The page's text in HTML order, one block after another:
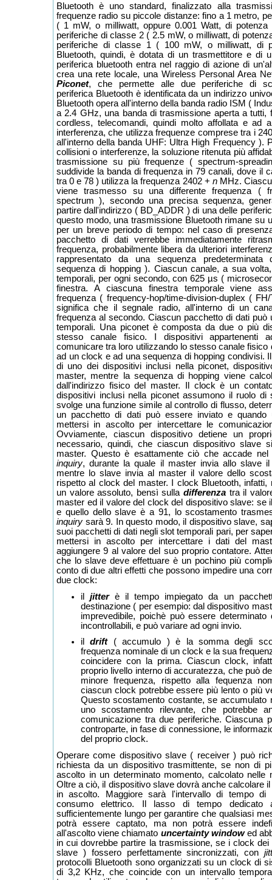
Bluetooth è uno standard, finalizzato alla
frequenze radio su piccole distanze: fino a 1 metro,
( 1 mW, o milliwatt, oppure 0.001 Watt, di
periferiche di classe 2 ( 2.5 mW, o milliwatt, di
periferiche di classe 1 ( 100 mW, o milliwatt, di
Bluetooth, quindi, è dotata di un trasmettitore e di
periferica bluetooth entra nel raggio di azione di
crea una rete locale, una Wireless Personal Area
Piconet, che permette alle due periferiche di
periferica Bluetooth è identificata da un indirizzo
Bluetooth opera all'interno della banda radio ISM (
a 2.4 GHz, una banda di trasmissione aperta a tutti,
cordless, telecomandi, quindi molto affollata e ad
interferenza, che utilizza frequenze comprese tra i
all'interno della banda UHF: Ultra High Frequency ).
collisioni o interferenze, la soluzione ritenuta più
trasmissione su più frequenze ( spectrum-
suddivide la banda di frequenza in 79 canali, dove il
tra 0 e 78 ) utilizza la frequenza 2402 + nMHz.
viene trasmesso su una differente frequenza (
spectrum ), secondo una precisa sequenza,
partire dall'indirizzo ( BD_ADDR ) di una delle
questo modo, una trasmissione Bluetooth rimane su
per un breve periodo di tempo: nel caso di
pacchetto di dati verrebbe immediatamente
frequenza, probabilmente libera da ulteriori
rappresentato da una sequenza
sequenza di hopping ). Ciascun canale, a sua
temporali, per ogni secondo, con 625 µs (
finestra. A ciascuna finestra temporale viene
frequenza ( frequency-hop/time-division-duplex (
significa che il segnale radio, all'interno di un
frequenza al secondo. Ciascun pacchetto di dati può
temporali. Una piconet è composta da due o più
stesso canale fisico. I dispositivi appartenenti
comunicare tra loro utilizzando lo stesso canale
ad un clock e ad una sequenza di hopping condivisi.
di uno dei dispositivi inclusi nella piconet,
master, mentre la sequenza di hopping viene
dall'indirizzo fisico del master. Il clock è un
dispositivi inclusi nella piconet assumono il ruolo
svolge una funzione simile al controllo di flusso,
un pacchetto di dati può essere inviato e quando
mettersi in ascolto per intercettare le
Ovviamente, ciascun dispositivo detiene un
necessario, quindi, che ciascun dispositivo slave
master. Questo è esattamente ciò che accade
inquiry, durante la quale il master invia allo slave
mentre lo slave invia al master il valore dello
rispetto al clock del master. I clock Bluetooth,
un valore assoluto, bensì sulla differenzatra il
master ed il valore del clock del dispositivo slave: se
e quello dello slave è a 91, lo scostamento
inquiry sarà 9. In questo modo, il dispositivo slave,
suoi pacchetti di dati negli slot temporali pari, per
mettersi in ascolto per intercettare i dati del
aggiungere 9 al valore del suo proprio contatore.
che lo slave deve effettuare è un pochino più
conto di due altri effetti che possono impedire una
due clock:
iljitterè il tempo impiegato da un
destinazione ( per esempio: dal dispositivo
imprevedibile, poichè può essere
incontrollabili, e può variare ad ogni invio.
ildrift( accumulo ) è la somma degli
frequenza nominale di un clock e la sua
coincidere con la prima. Ciascun clock,
proprio livello interno di accuratezza, che può
minore frequenza, rispetto alla fequenza
ciascun clock potrebbe essere più lento o più
Questo scostamento costante, se accumulato
uno scostamento rilevante, che potrebbe
comunicazione tra due periferiche. Ciascuna
controparte, in fase di connessione, le
del proprio clock.
Operare come dispositivo slave ( receiver ) può
richiesta da un dispositivo trasmittente, se non di
ascolto in un determinato momento, calcolato nelle
Oltre a ciò, il dispositivo slave dovrà anche calcolare
in ascolto. Maggiore sarà l'intervallo di tempo di
consumo elettrico. Il lasso di tempo dedicato
sufficientemente lungo per garantire che qualsiasi
potrà essere captato, ma non potrà essere
all'ascolto viene chiamato uncertainty windowed
in cui dovrebbe partire la trasmissione, se i clock
slave ) fossero perfettamente sincronizzati, con
protocolli Bluetooth sono organizzati su un clock di
di 3,2 KHz, che coincide con un intervallo